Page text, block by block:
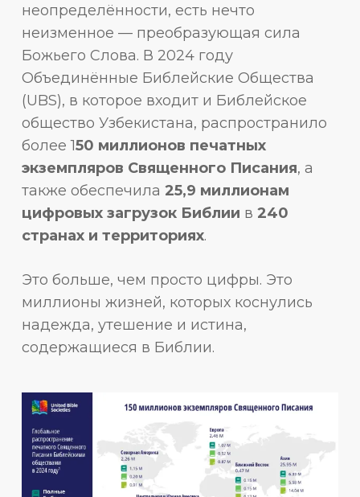
неопределённости, есть нечто
неизменное — преобразующая сила
Божьего Слова. В 2024 году
Объединённые Библейские Общества
(UBS), в которое входит и Библейское
общество Узбекистана, распространило
более 150 миллионов печатных
экземпляров Священного Писания, а
также обеспечила 25,9 миллионам
цифровых загрузок Библии в 240
странах и территориях.
Это больше, чем просто цифры. Это
миллионы жизней, которых коснулись
надежда, утешение и истина,
содержащиеся в Библии.